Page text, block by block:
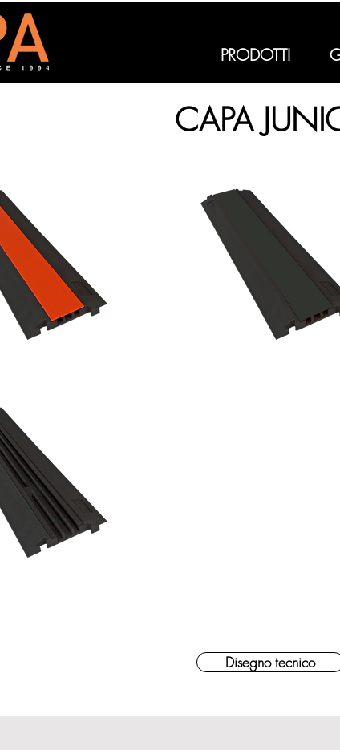
PRODOTTI
CAPA
Disegno tecnico